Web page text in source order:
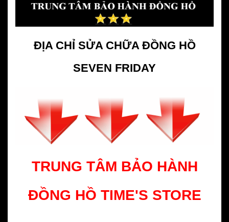
ĐỊA CHỈ SỬA CHỮA ĐỒNG HỒ
SEVEN FRIDAY
TRUNG TÂM BẢO HÀNH
ĐỒNG HỒ TIME'S STORE